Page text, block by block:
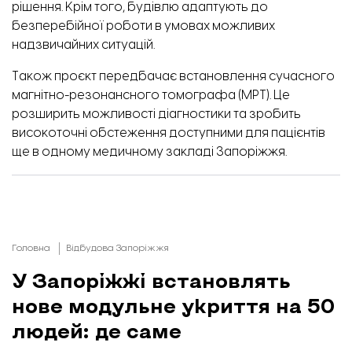
рішення. Крім того, будівлю адаптують до
безперебійної роботи в умовах можливих
надзвичайних ситуацій.
Також проєкт передбачає встановлення сучасного
магнітно-резонансного томографа (МРТ). Це
розширить можливості діагностики та зробить
високоточні обстеження доступними для пацієнтів
ще в одному медичному закладі Запоріжжя.
Головна Відбудова Запоріжжя
У Запоріжжі встановлять
нове модульне укриття на 50
людей: де саме